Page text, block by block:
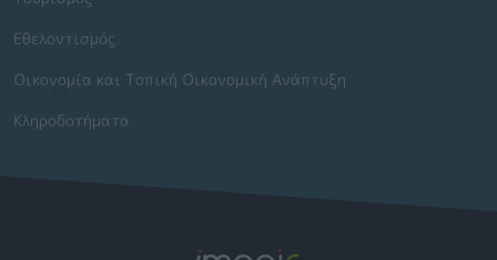
Εθελοντισμός
Οικονομία και Τοπική Οικονομική Ανάπτυξη
Κληροδοτήματα